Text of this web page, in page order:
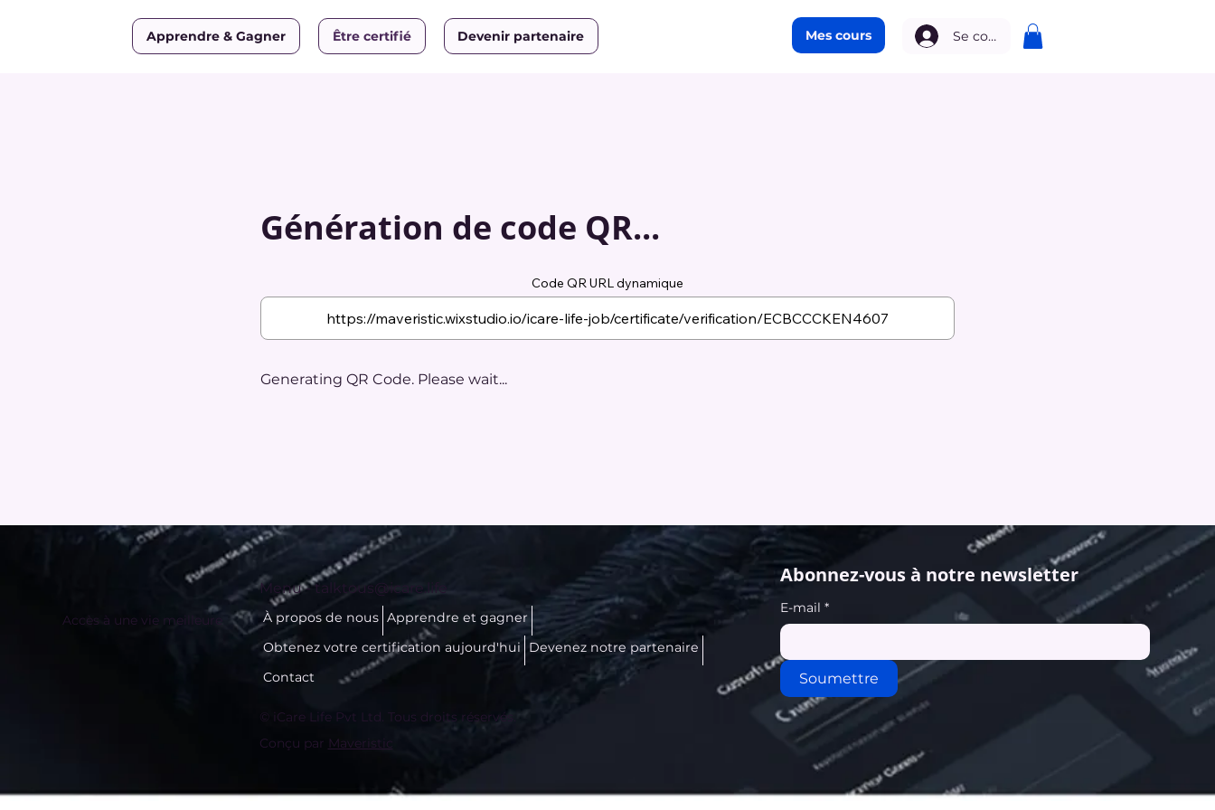
Apprendre & Gagner Être certifié Devenir partenaire Mes cours Se connecter
Génération de code QR...
Code QR URL dynamique
Generating QR Code. Please wait...
Accès à une vie meilleure
Menu -talktous@icare.life
À propos de nous Apprendre et gagner
Obtenez votre certification aujourd'hui
Devenez notre partenaire
Contact
© iCare Life Pvt Ltd. Tous droits réservés.
Conçu par Maveristic
Abonnez-vous à notre newsletter
E-mail *
Soumettre